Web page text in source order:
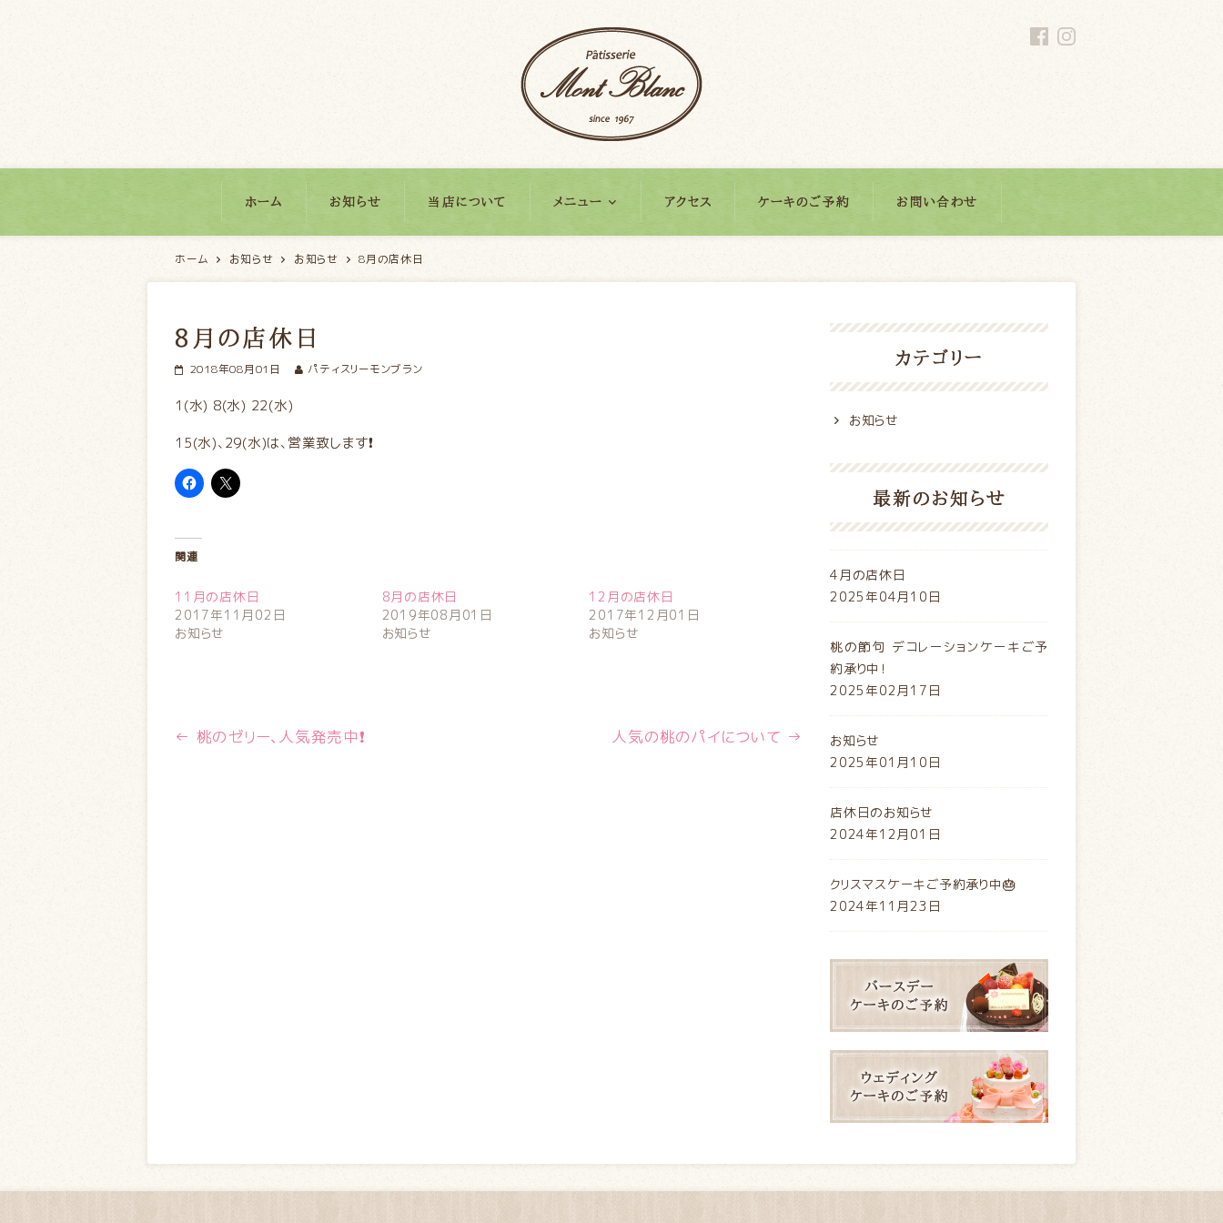
ホーム お知らせ 当店について メニュー アクセス ケーキのご予約 お問い合わせ
ホーム お知らせ お知らせ 8月の店休日
8月の店休日
2018年08月01日 パティスリーモンブラン
1(水) 8(水) 22(水)
15(水)、29(水)は、営業致します❗
関連
11月の店休日
2017年11月02日
お知らせ
8月の店休日
2019年08月01日
お知らせ
12月の店休日
2017年12月01日
お知らせ
← 桃のゼリー、人気発売中❗ 人気の桃のパイについて →
カテゴリー
お知らせ
最新のお知らせ
4月の店休日
2025年04月10日
桃の節句 デコレーションケーキご予
約承り中！
2025年02月17日
お知らせ
2025年01月10日
店休日のお知らせ
2024年12月01日
クリスマスケーキご予約承り中🎂
2024年11月23日